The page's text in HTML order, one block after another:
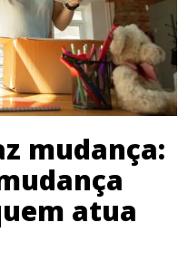
mudança:
atua